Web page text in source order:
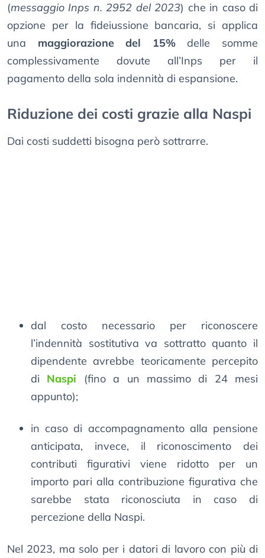
(messaggio Inps n. 2952 del 2023) che in caso di
opzione per la fideiussione bancaria, si applica
una maggiorazione del 15%delle somme
complessivamente dovute all’Inps per il
pagamento della sola indennità di espansione.
Riduzione dei costi grazie alla Naspi
Dai costi suddetti bisogna però sottrarre.
dal costo necessario per riconoscere
l’indennità sostitutiva va sottratto quanto il
dipendente avrebbe teoricamente percepito
di Naspi (fino a un massimo di 24 mesi
appunto);
in caso di accompagnamento alla pensione
anticipata, invece, il riconoscimento dei
contributi figurativi viene ridotto per un
importo pari alla contribuzione figurativa che
sarebbe stata riconosciuta in caso di
percezione della Naspi.
Nel 2023, ma solo per i datori di lavoro con più di